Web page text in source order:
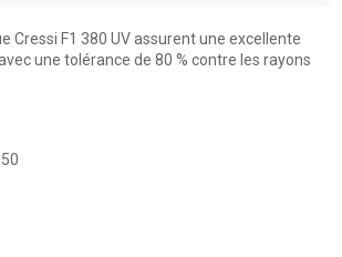
Cressi F1 380 UV assurent une excellente
une tolérance de 80 % contre les rayons